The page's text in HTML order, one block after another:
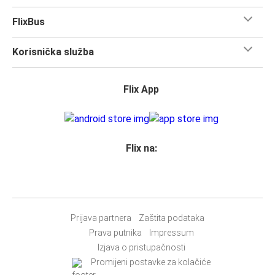
FlixBus
Korisnička služba
Flix App
Flix na:
Prijava partnera
Zaštita podataka
Prava putnika
Impressum
Izjava o pristupačnosti
Promijeni postavke za kolačiće